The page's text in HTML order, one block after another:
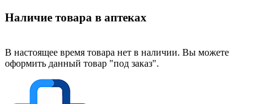
Наличие товара в аптеках
В настоящее время товара нет в наличии. Вы можете
оформить данный товар "под заказ".